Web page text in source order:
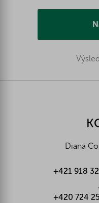
Diana
+421 918
+420 724